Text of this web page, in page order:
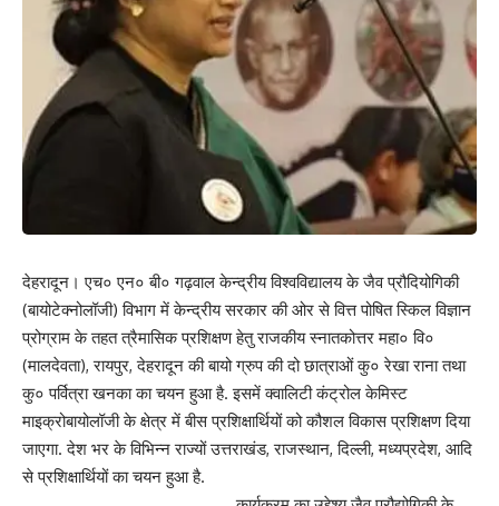
देहरादून। एच० एन० बी० गढ़वाल केन्द्रीय विश्वविद्यालय के जैव प्रौदियोगिकी
(बायोटेक्नोलॉजी) विभाग में केन्द्रीय सरकार की ओर से वित्त पोषित स्किल विज्ञान
प्रोग्राम के तहत त्रैमासिक प्रशिक्षण हेतु राजकीय स्नातकोत्तर महा० वि०
(मालदेवता), रायपुर, देहरादून की बायो ग्रुप की दो छात्राओं कु० रेखा राना तथा
कु० पर्वित्रा खनका का चयन हुआ है. इसमें क्वालिटी कंट्रोल केमिस्ट
माइक्रोबायोलॉजी के क्षेत्र में बीस प्रशिक्षार्थियों को कौशल विकास प्रशिक्षण दिया
जाएगा. देश भर के विभिन्न राज्यों उत्तराखंड, राजस्थान, दिल्ली, मध्यप्रदेश, आदि
से प्रशिक्षार्थियों का चयन हुआ है.